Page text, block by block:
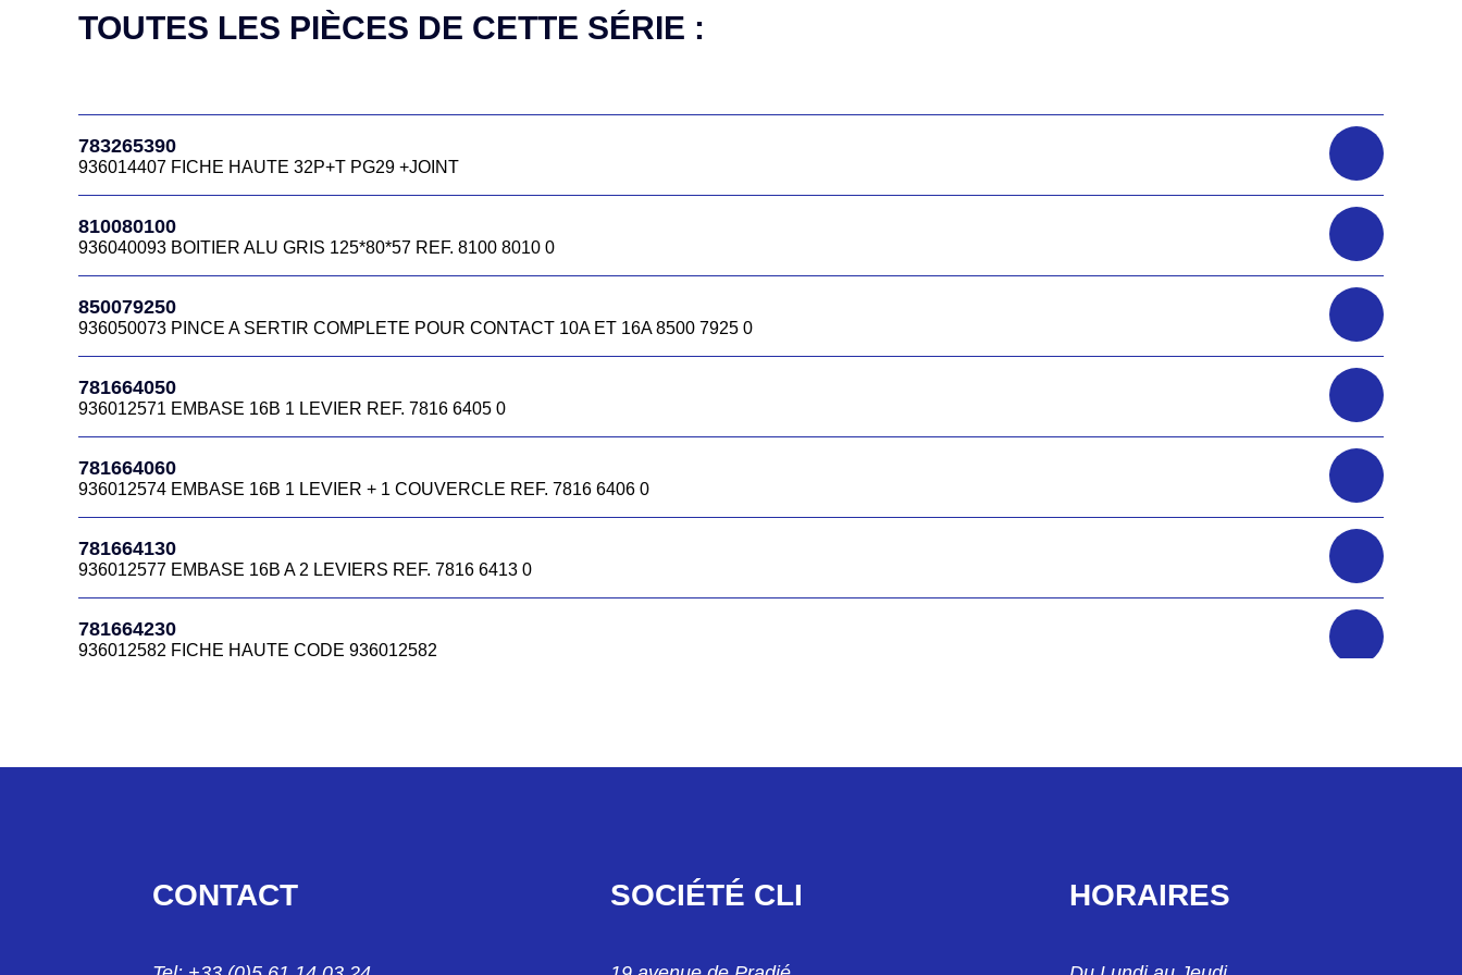
781664230
936012582 FICHE HAUTE CODE 936012582
781664350
936012616 FICHE HAUTE 7816.6435.0
781664450
936012644 FICHE 16CTS M32 REF 7816 6445 0
781664465B
CAPOT HC 16B A 4 ERGOTS SORTIE VERTICALE M40 REF. 7816 6446 5B
781664545
936012673 CAPOT HC 16B A ERGOT SORTI VERTI° M40 781664545
781664570
936012676 FICHE HAUTE 16B
781664730
936012704 FICHE HAUTE 16 CTS PG21 781664730
936012816 CAPOT 16B A ERGOTS SORTIE VERTICALE M25 REF. 7816 6558 0
936012819 CAPOT 16B A 4 ERGOTS SORTIE COUDEE M25 REF. 7816 6571 0
TOUTES LES PIÈCES DE CETTE SÉRIE :
783265390
936014407 FICHE HAUTE 32P+T PG29 +JOINT
810080100
936040093 BOITIER ALU GRIS 125*80*57 REF. 8100 8010 0
850079250
936050073 PINCE A SERTIR COMPLETE POUR CONTACT 10A ET 16A 8500 7925 0
781664050
936012571 EMBASE 16B 1 LEVIER REF. 7816 6405 0
781664060
936012574 EMBASE 16B 1 LEVIER + 1 COUVERCLE REF. 7816 6406 0
781664130
936012577 EMBASE 16B A 2 LEVIERS REF. 7816 6413 0
781664230
936012582 FICHE HAUTE CODE 936012582
CAPOT HC 16B A 4 ERGOTS SORTIE VERTICALE M40 REF. 7816 6446 5B
CONTACT SOCIÉTÉ CLI HORAIRES